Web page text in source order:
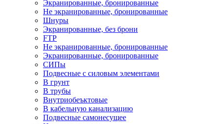
Экранированные, бронированные
Не экранированные, бронированные
Шнуры
Экранированные, без брони
FTP
Не экранированные, бронированные
Экранированные, бронированные
СИПы
Подвесные с силовым элементами
В грунт
В трубы
Внутриобеъктовые
В кабельную канализацию
Подвесные самонесущее